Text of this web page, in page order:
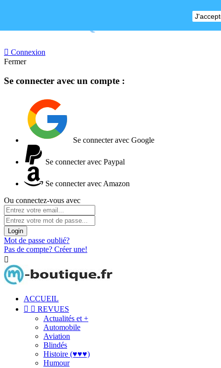
 Connexion
Fermer
Se connecter avec un compte :
Se connecter avec Google
Se connecter avec Paypal
Se connecter avec Amazon
Ou connectez-vous avec
Login
Mot de passe oublié?
Pas de compte? Créer une!

ACCUEIL
  REVUES
Actualités et +
Automobile
Aviation
Blindés
Histoire (♥♥♥)
Humour